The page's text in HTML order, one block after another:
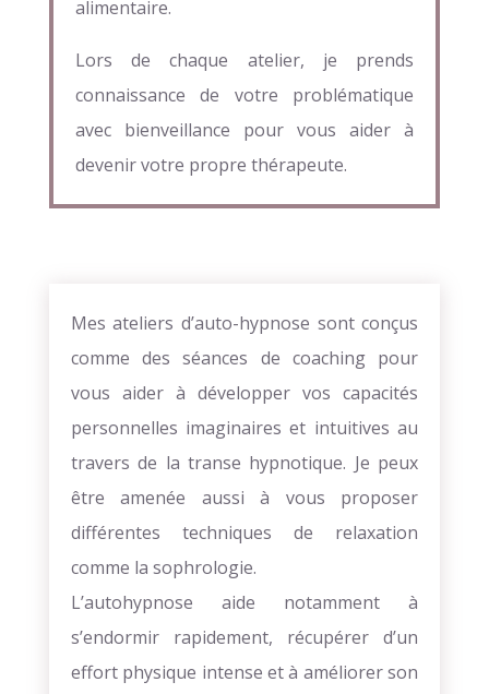
alimentaire.
Lors de chaque atelier, je prends
connaissance de votre problématique
avec bienveillance pour vous aider à
devenir votre propre thérapeute.
Mes ateliers d’auto-hypnose sont conçus
comme des séances de coaching pour
vous aider à développer vos capacités
personnelles imaginaires et intuitives au
travers de la transe hypnotique. Je peux
être amenée aussi à vous proposer
différentes techniques de relaxation
comme la sophrologie.
L’autohypnose aide notamment à
s’endormir rapidement, récupérer d’un
effort physique intense et à améliorer son